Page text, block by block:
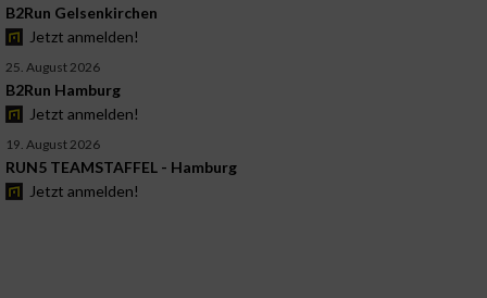
B2Run Gelsenkirchen
Jetzt anmelden!
25. August 2026
B2Run Hamburg
Jetzt anmelden!
19. August 2026
RUN5 TEAMSTAFFEL - Hamburg
Jetzt anmelden!